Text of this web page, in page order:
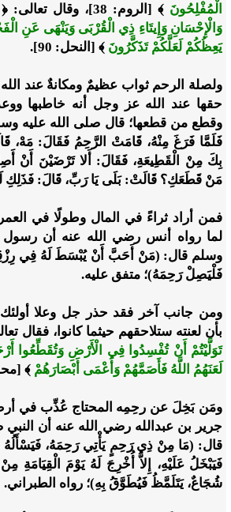
الْمُفْلِحُونَ ﴾ [الروم: 38]، وقال تعالى: ﴿
وَالْإِحْسَانِ وَإِيتَاءِ ذِي الْقُرْبَى وَيَنْهَى عَنِ
يَعِظُكُمْ لَعَلَّكُمْ تَذَكَّرُونَ ﴾ [النحل: 90].
ولصلة الرحم ثواب عظيمٌ ومكانةٌ عند
حقها عند الله عز وجل أنه خاطبها
وقطع من قطعها؛ قال صلى الله عليه
فَلَمَّا فَرَغَ مِنْهُ، قَامَتْ الرَّحِمُ فَقَالَ: مَهْ،
بِكَ مِنْ الْقَطِيعَةِ، فَقَالَ: أَلا تَرْضَيْنَ أَنْ
مَنْ قَطَعَكِ؟ قَالَتْ: بَلَى يَا رَبِّ، قَالَ: فَذَلِكِ
فمن أراد ثراءً في المال وطولًا في
لما رواه أنس رضي الله عنه أن رسول
وسلم قال: (مَنْ أَحَبَّ أَنْ يُبْسَطَ لَهُ فِي
فَلْيَصِلْ رَحِمَهُ)؛ متفق عليه.
ومن جانب آخر فقد حذر جل وعلا أولئك
بأن لعنته ستلاحقهم حيثما كانوا، فقال
تَوَلَّيْتُمْ أَنْ تُفْسِدُوا فِي الْأَرْضِ وَتُقَطِّعُوا
لَعَنَهُمُ اللَّهُ فَأَصَمَّهُمْ وَأَعْمَى أَبْصَارَهُمْ ﴾ [محمد:
ومَن بَخِلَ عن رحِمِه المحتاج عُذِّب في
جرير بن عبدالله رضي الله عنه أن
قال: (مَا مِنْ ذِي رَحِمٍ يَأْتِي رَحِمَهُ، فَيَسْأَلُهُ
فَيَبْخَلُ عَلَيْهِ، إِلاَّ أُخْرِجَ لَهُ يَوْمَ الْقِيَامَةِ
شُجَاعٌ، يَتَلَمَّظُ فَيُطَوَّقُ بِهِ)؛ رواه الطبراني.